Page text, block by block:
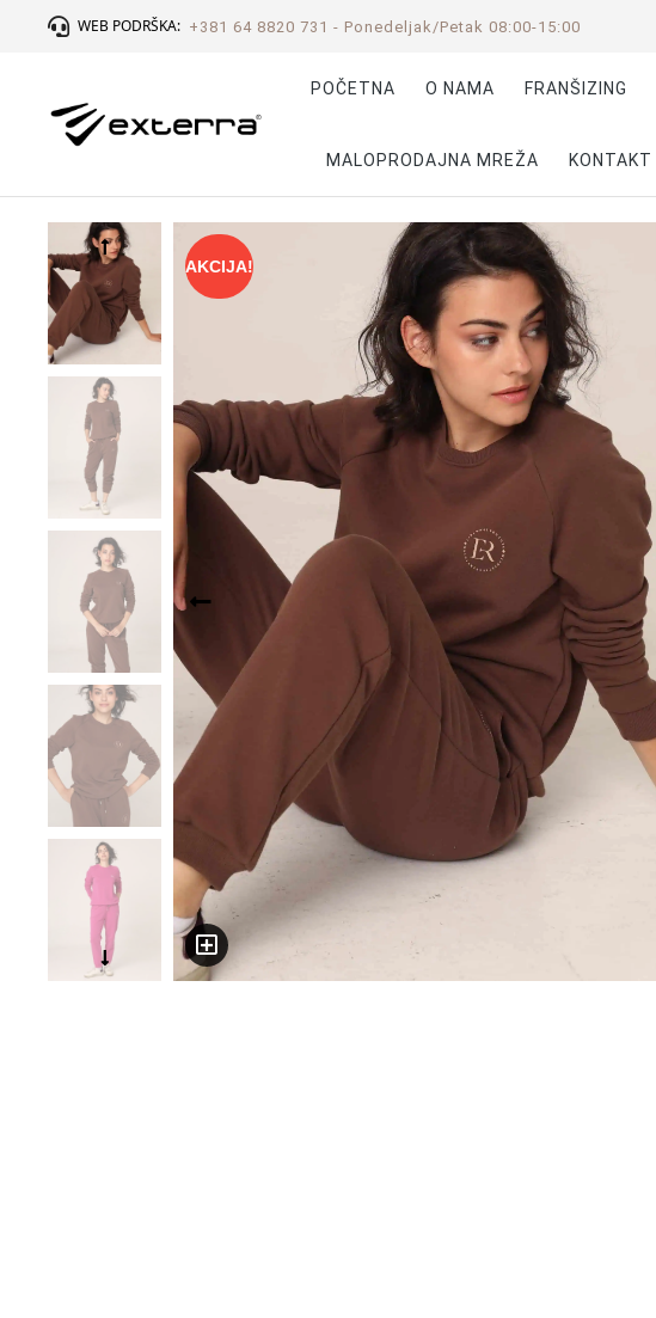
WEB PODRŠKA: +381 64 8820 731 - Ponedeljak/Petak 08:00-15:00
POČETNA O NAMA FRANŠIZING
MALOPRODAJNA MREŽA KONTAKT
AKCIJA!